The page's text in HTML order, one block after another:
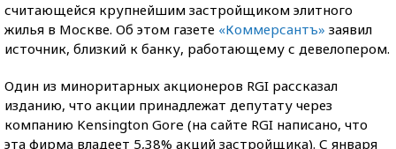
считающейся крупнейшим застройщиком элитного
жилья в Москве. Об этом газете «Коммерсантъ» заявил
источник, близкий к банку, работающему с девелопером.
Один из миноритарных акционеров RGI рассказал
изданию, что акции принадлежат депутату через
компанию Kensington Gore (на сайте RGI написано, что
эта фирма владеет 5,38% акций застройщика). С января